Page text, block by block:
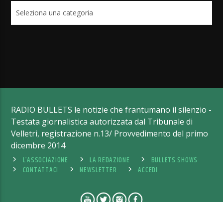
RADIO BULLETS le notizie che frantumano il silenzio -
Testata giornalistica autorizzata dal Tribunale di
Velletri, registrazione n.13/ Provvedimento del primo
dicembre 2014
L’ASSOCIAZIONE
LA REDAZIONE
BULLETS SHOWS
CONTATTACI
NEWSLETTER ACCEDI